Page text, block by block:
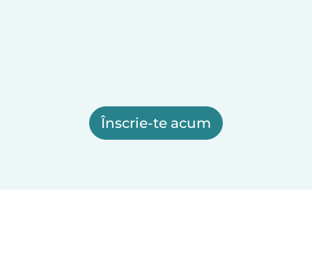
Înscrie-te acum